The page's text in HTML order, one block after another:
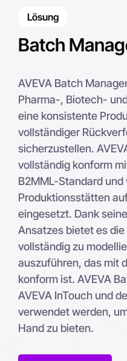
Lösung
Batch
AVEVA Batch
Pharma-, Biotech-
eine konsistente
vollständiger
sicherzustellen.
vollständig konform
B2MML-Standard
Produktionsstätten
eingesetzt. Dank
Ansatzes bietet es
vollständig zu
auszuführen, das mit
konform ist. AVEVA
AVEVA InTouch und
verwendet werden,
Hand zu bieten.